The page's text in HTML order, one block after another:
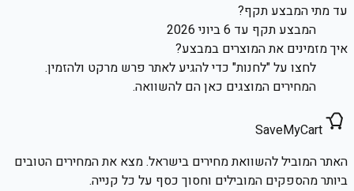
עד מתי המבצע תקף?
המבצע תקף עד 6 ביוני 2026
איך מזמינים את המוצרים במבצע?
לחצו על "לחנות" כדי להגיע לאתר פרש מרקט ולהזמין.
המחירים המוצגים כאן הם להשוואה.
SaveMyCart
האתר המוביל להשוואת מחירים בישראל. מצא את המחירים הטובים
ביותר מהספקים המובילים וחסוך כסף על כל קנייה.